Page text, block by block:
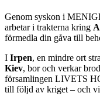
Genom syskon i
arbetar i trakterna kring
förmedla din gåva till
I Irpen, en mindre ort
Kiev, bor och verkar
församlingen LIVETS
till följd av kriget – och